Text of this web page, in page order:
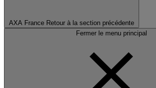
AXA France Retour à la section précédente
Fermer le menu principal